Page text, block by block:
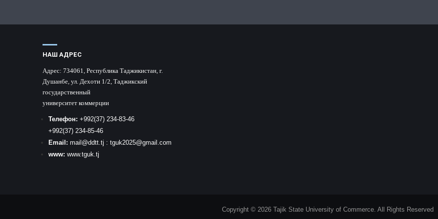
НАШ АДРЕС
Адрес: 734061, Республика Таджикистан, г.
Душанбе, ул. Дехоти 1/2, Таджикский
государственный
университет коммерции
Телефон: +992(37) 234-83-46
+992(37) 234-85-46
Email: mail @ddtt.tj : tguk2025@gmail.com
www: www.tguk.tj
Copyright © 2026 Tajik State University of Commerce. All Rights Reserved